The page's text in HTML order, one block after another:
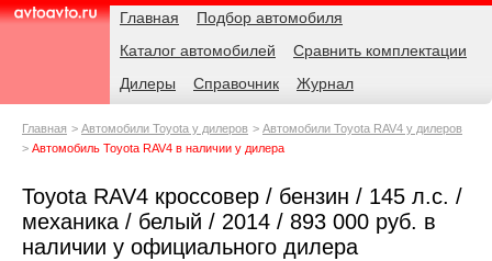
AvtoAvto.ru
Навигация Главная
Подбор автомобиля
Каталог автомобилей
Сравнить комплектации
Дилеры
Справочник Журнал
Родительские
Главная Автомобили Toyota у дилеров
Автомобили Toyota RAV4 у дилеров
Автомобиль Toyota RAV4 в наличии у дилера
Toyota RAV4 кроссовер / бензин / 145 л.с. /
механика / белый / 2014 / 893 000 руб. в
наличии у официального дилера